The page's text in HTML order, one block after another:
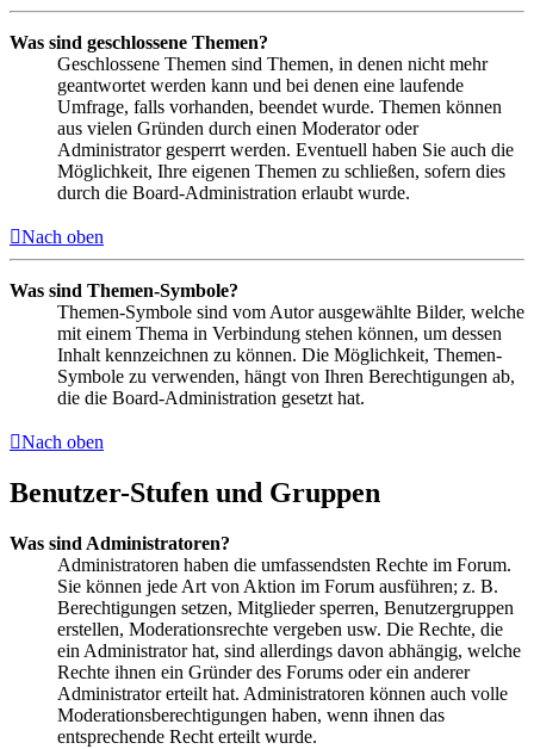
Was sind geschlossene Themen?
Geschlossene Themen sind Themen, in denen nicht mehr
geantwortet werden kann und bei denen eine laufende
Umfrage, falls vorhanden, beendet wurde. Themen können
aus vielen Gründen durch einen Moderator oder
Administrator gesperrt werden. Eventuell haben Sie auch die
Möglichkeit, Ihre eigenen Themen zu schließen, sofern dies
durch die Board-Administration erlaubt wurde.
Nach oben
Was sind Themen-Symbole?
Themen-Symbole sind vom Autor ausgewählte Bilder, welche
mit einem Thema in Verbindung stehen können, um dessen
Inhalt kennzeichnen zu können. Die Möglichkeit, Themen-
Symbole zu verwenden, hängt von Ihren Berechtigungen ab,
die die Board-Administration gesetzt hat.
Nach oben
Benutzer-Stufen und Gruppen
Was sind Administratoren?
Administratoren haben die umfassendsten Rechte im Forum.
Sie können jede Art von Aktion im Forum ausführen; z. B.
Berechtigungen setzen, Mitglieder sperren, Benutzergruppen
erstellen, Moderationsrechte vergeben usw. Die Rechte, die
ein Administrator hat, sind allerdings davon abhängig, welche
Rechte ihnen ein Gründer des Forums oder ein anderer
Administrator erteilt hat. Administratoren können auch volle
Moderationsberechtigungen haben, wenn ihnen das
entsprechende Recht erteilt wurde.